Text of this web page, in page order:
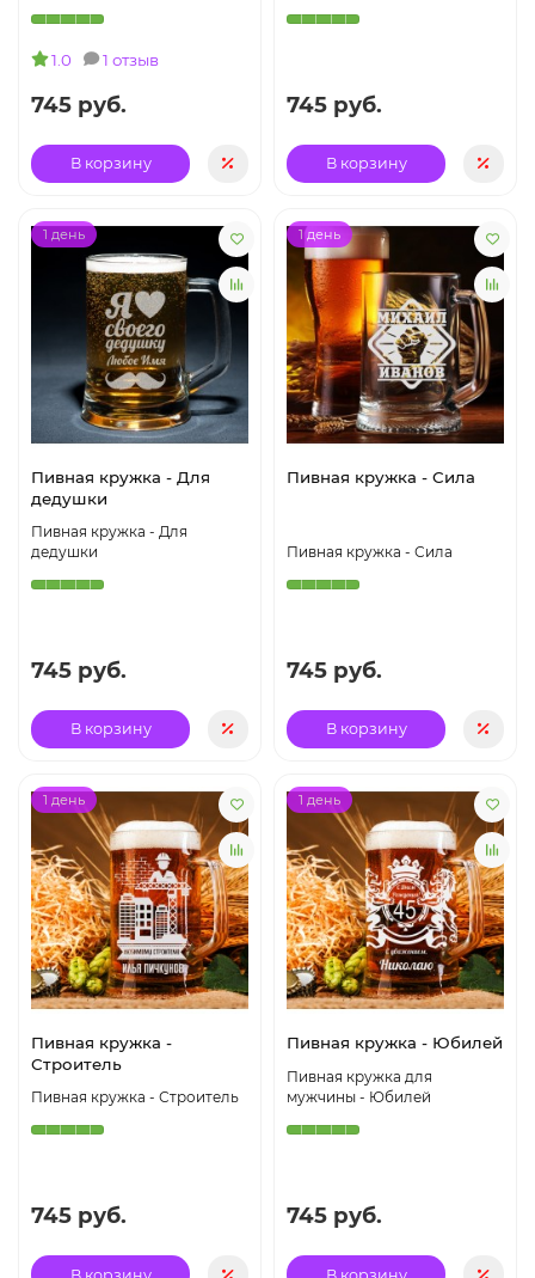
1.0 1 отзыв
745 руб.
В корзину
745 руб.
В корзину
1 день
Пивная кружка - Для
дедушки
Пивная кружка - Для
дедушки
745 руб.
В корзину
1 день
Пивная кружка - Сила
Пивная кружка - Сила
745 руб.
В корзину
1 день
Пивная кружка -
Строитель
Пивная кружка - Строитель
745 руб.
1 день
Пивная кружка - Юбилей
Пивная кружка для
мужчины - Юбилей
745 руб.